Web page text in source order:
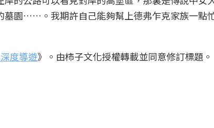
墓園……。我期許自己能夠幫上德弗乍克家族一點
度導遊》。由柿子文化授權轉載並同意修訂標題。